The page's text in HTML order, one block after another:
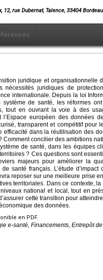
rue Dubernat, Talence, 33404
juridique et organisationnelle
nécessités juridiques de
internationale. Depuis la loi
de santé, les réformes
tout en ouvrant la voie à des
l’Espace européen des données
transparent et compétitif pour
efficacité dans la réutilisation des
Comment concilier des ambitions
de santé, dans les équipes
? Ces questions sont
majeurs pour améliorer la
santé français. L’étude
reposer sur une meilleure prise
territoriales. Dans ce contexte,
national et local, tout en
cette transition pour
des données.
en PDF.
e-santé, Financements, Entrepôt